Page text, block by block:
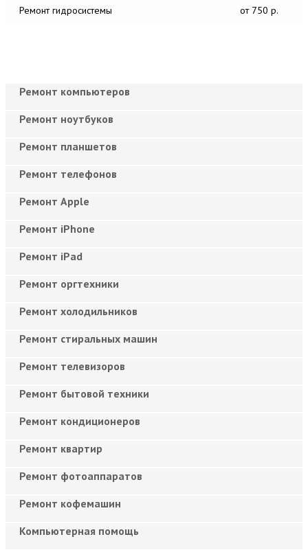
Ремонт гидросистемы от 750 р.
Ремонт компьютеров
Ремонт ноутбуков
Ремонт планшетов
Ремонт телефонов
Ремонт Apple
Ремонт iPhone
Ремонт iPad
Ремонт оргтехники
Ремонт холодильников
Ремонт стиральных машин
Ремонт телевизоров
Ремонт бытовой техники
Ремонт кондиционеров
Ремонт квартир
Ремонт фотоаппаратов
Ремонт кофемашин
Компьютерная помощь